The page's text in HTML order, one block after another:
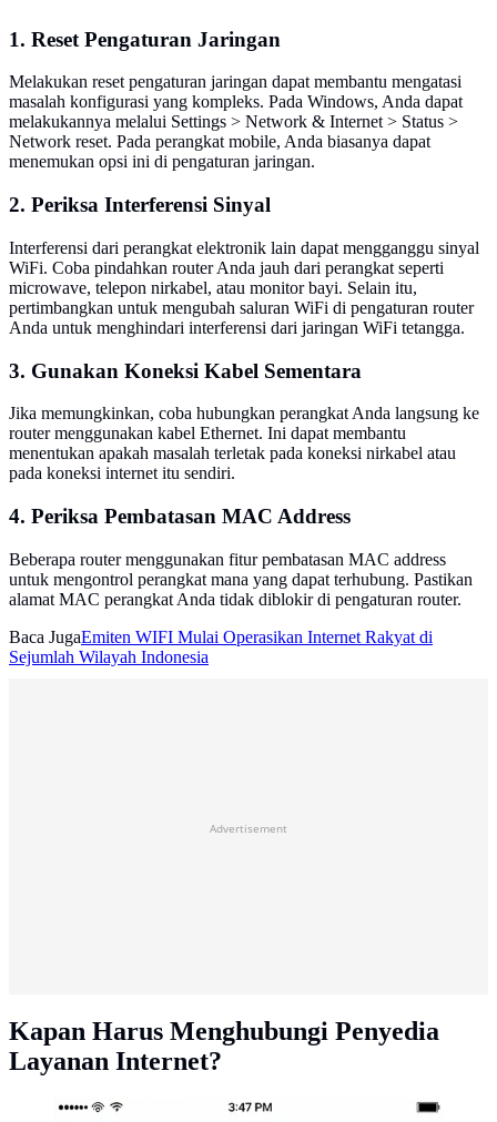
1. Reset Pengaturan Jaringan
Melakukan reset pengaturan jaringan dapat membantu mengatasi
masalah konfigurasi yang kompleks. Pada Windows, Anda dapat
melakukannya melalui Settings > Network & Internet > Status >
Network reset. Pada perangkat mobile, Anda biasanya dapat
menemukan opsi ini di pengaturan jaringan.
2. Periksa Interferensi Sinyal
Interferensi dari perangkat elektronik lain dapat mengganggu sinyal
WiFi. Coba pindahkan router Anda jauh dari perangkat seperti
microwave, telepon nirkabel, atau monitor bayi. Selain itu,
pertimbangkan untuk mengubah saluran WiFi di pengaturan router
Anda untuk menghindari interferensi dari jaringan WiFi tetangga.
3. Gunakan Koneksi Kabel Sementara
Jika memungkinkan, coba hubungkan perangkat Anda langsung ke
router menggunakan kabel Ethernet. Ini dapat membantu
menentukan apakah masalah terletak pada koneksi nirkabel atau
pada koneksi internet itu sendiri.
4. Periksa Pembatasan MAC Address
Beberapa router menggunakan fitur pembatasan MAC address
untuk mengontrol perangkat mana yang dapat terhubung. Pastikan
alamat MAC perangkat Anda tidak diblokir di pengaturan router.
Baca JugaEmiten WIFI Mulai Operasikan Internet Rakyat di
Sejumlah Wilayah Indonesia
Advertisement
Kapan Harus Menghubungi Penyedia
Layanan Internet?